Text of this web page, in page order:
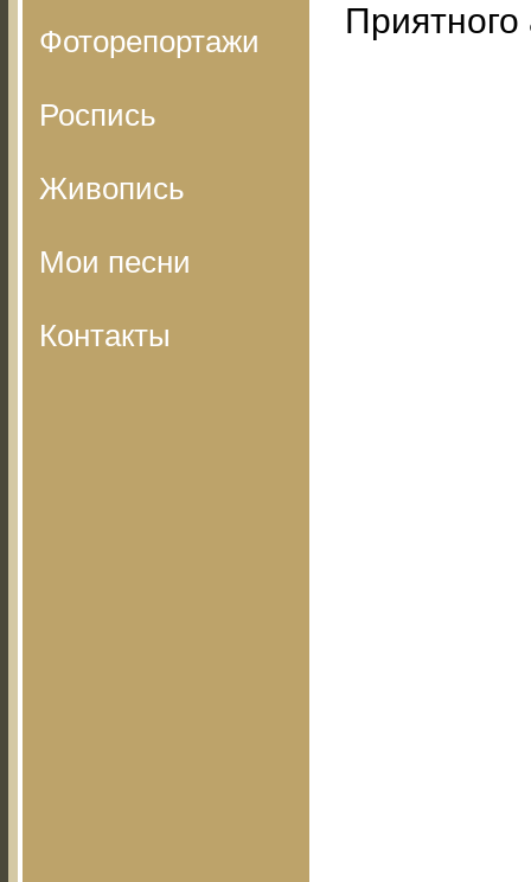
Фоторепортажи
Роспись
Живопись
Мои песни
Контакты
Приятного